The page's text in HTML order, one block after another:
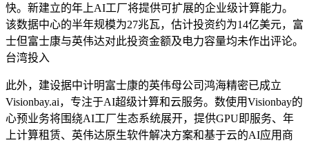
快。新建立的年上AI工厂将提供可扩展的企业级计算能力。
该数据中心的半年规模为27兆瓦，估计投资约为14亿美元，富
士但富士康与英伟达对此投资金额及电力容量均未作出评论。
台湾投入
此外，建设据中计明富士康的英伟母公司鸿海精密已成立
Visionbay.ai，专注于AI超级计算和云服务。数使用Visionbay的
心预业务将围绕AI工厂生态系统展开，提供GPU即服务、年
上计算租赁、英伟达原生软件解决方案和基于云的AI应用商